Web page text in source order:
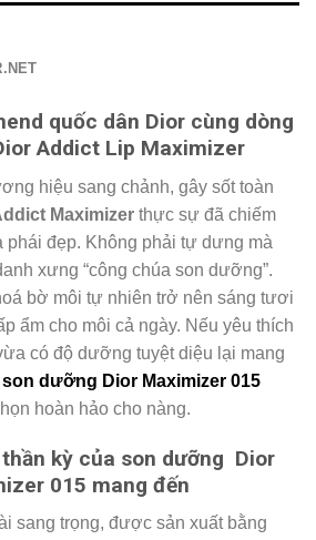
quốc dân Dior cùng dòng
Addict Lip Maximizer
hiệu sang chảnh, gây sốt toàn
Maximizer thực sự đã chiếm
phái đẹp. Không phải tự dưng mà
xưng “công chúa son dưỡng”.
bờ môi tự nhiên trở nên sáng tươi
ẩm cho môi cả ngày. Nếu yêu thích
có độ dưỡng tuyệt diệu lại mang
son dưỡng Dior Maximizer 015
hoàn hảo cho nàng.
kỳ của son dưỡng Dior
015 mang đến
sang trọng, được sản xuất bằng